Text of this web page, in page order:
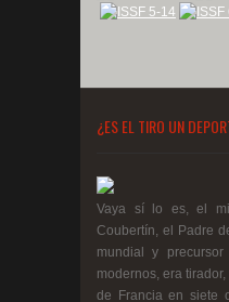
¿ES EL TIRO UN
Vaya sí lo es, el
Coubertín, el Padre
mundial y
modernos, era
de Francia en siete